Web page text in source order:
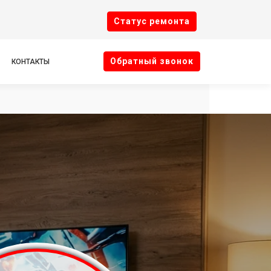
Cтатус ремонта
КОНТАКТЫ Oбратный звонок